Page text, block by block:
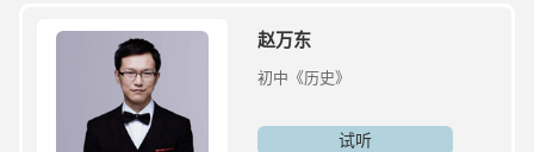
赵万东
初中《历史》
试听